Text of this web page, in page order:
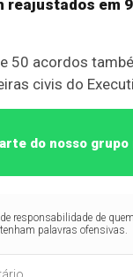
reajustados em
50 acordos
civis do
do nosso grupo
responsabilidade de
palavras ofensivas.